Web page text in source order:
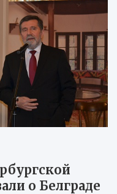
о Белграде